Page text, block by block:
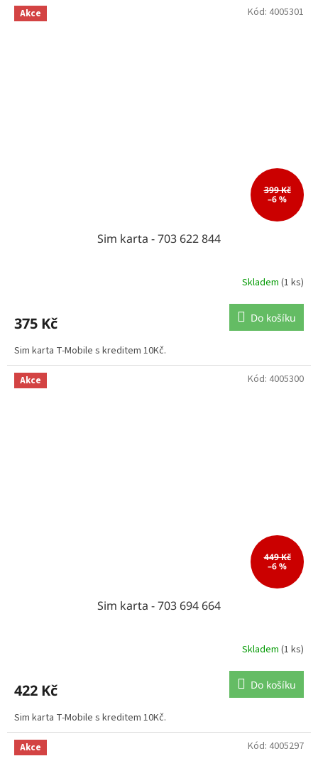
Akce
399 Kč
–6 %
Sim karta - 703 622 844
Skladem (1 ks)
375 Kč Do košíku
Sim karta T-Mobile s kreditem 10Kč.
Kód: 4005301
Akce
449 Kč
–6 %
Sim karta - 703 694 664
Skladem (1 ks)
422 Kč Do košíku
Sim karta T-Mobile s kreditem 10Kč.
Kód: 4005300
Akce Kód: 4005297